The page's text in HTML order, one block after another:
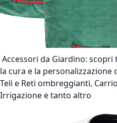
Accessori da Giardino: scopri
la cura e la personalizzazione
Teli e Reti ombreggianti,
Irrigazione e tanto altro